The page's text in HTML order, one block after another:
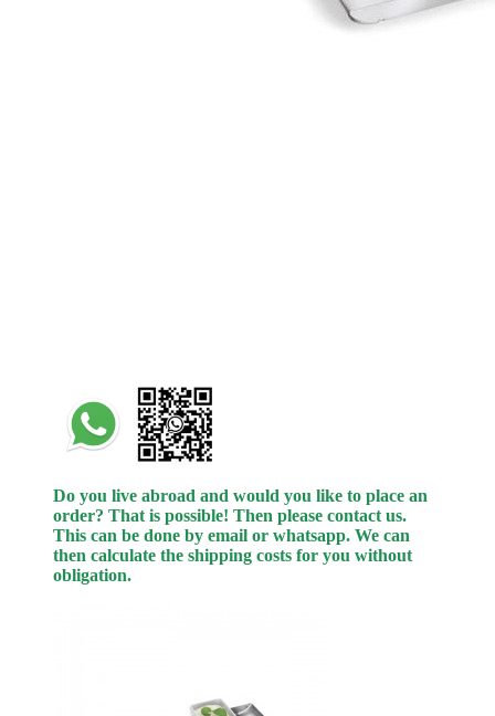
Do you live abroad and would you like to place an
order? That is possible! Then please contact us.
This can be done by email or whatsapp. We can
then calculate the shipping costs for you without
obligation.